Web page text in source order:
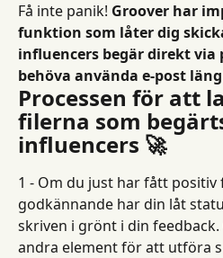
Få inte panik! Groover har
funktion som låter dig
influencers begär direkt
behöva använda e-post
Processen för att
filerna som
influencers 🚀
1 - Om du just har fått positiv
godkännande har din låt
skriven i grönt i din
andra element för att utföra